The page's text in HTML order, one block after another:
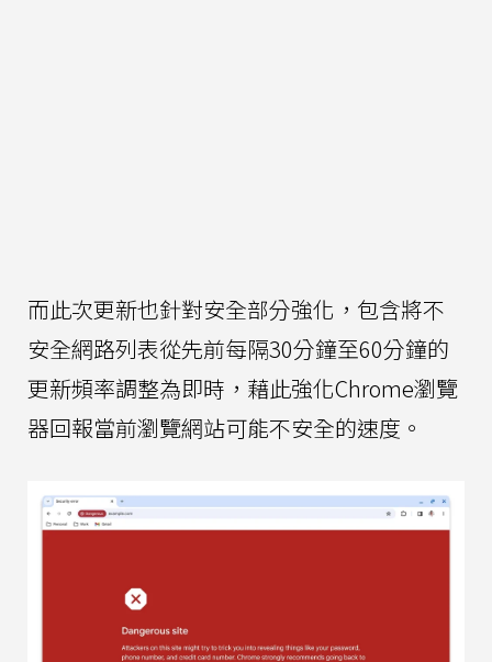
而此次更新也針對安全部分強化，包含將不
安全網路列表從先前每隔30分鐘至60分鐘的
更新頻率調整為即時，藉此強化Chrome瀏覽
器回報當前瀏覽網站可能不安全的速度。